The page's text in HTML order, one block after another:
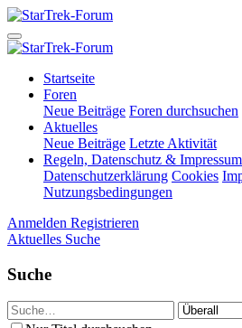
Startseite
Foren
Neue Beiträge Foren durchsuchen
Aktuelles
Neue Beiträge Letzte Aktivität
Regeln, Datenschutz & Impressum
Datenschutzerklärung Cookies
Nutzungsbedingungen
Anmelden Registrieren
Aktuelles Suche
Suche